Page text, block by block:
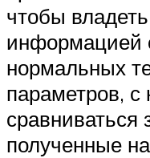
чтобы
информацией
нормальных
параметров, с
сравниваться
полученные